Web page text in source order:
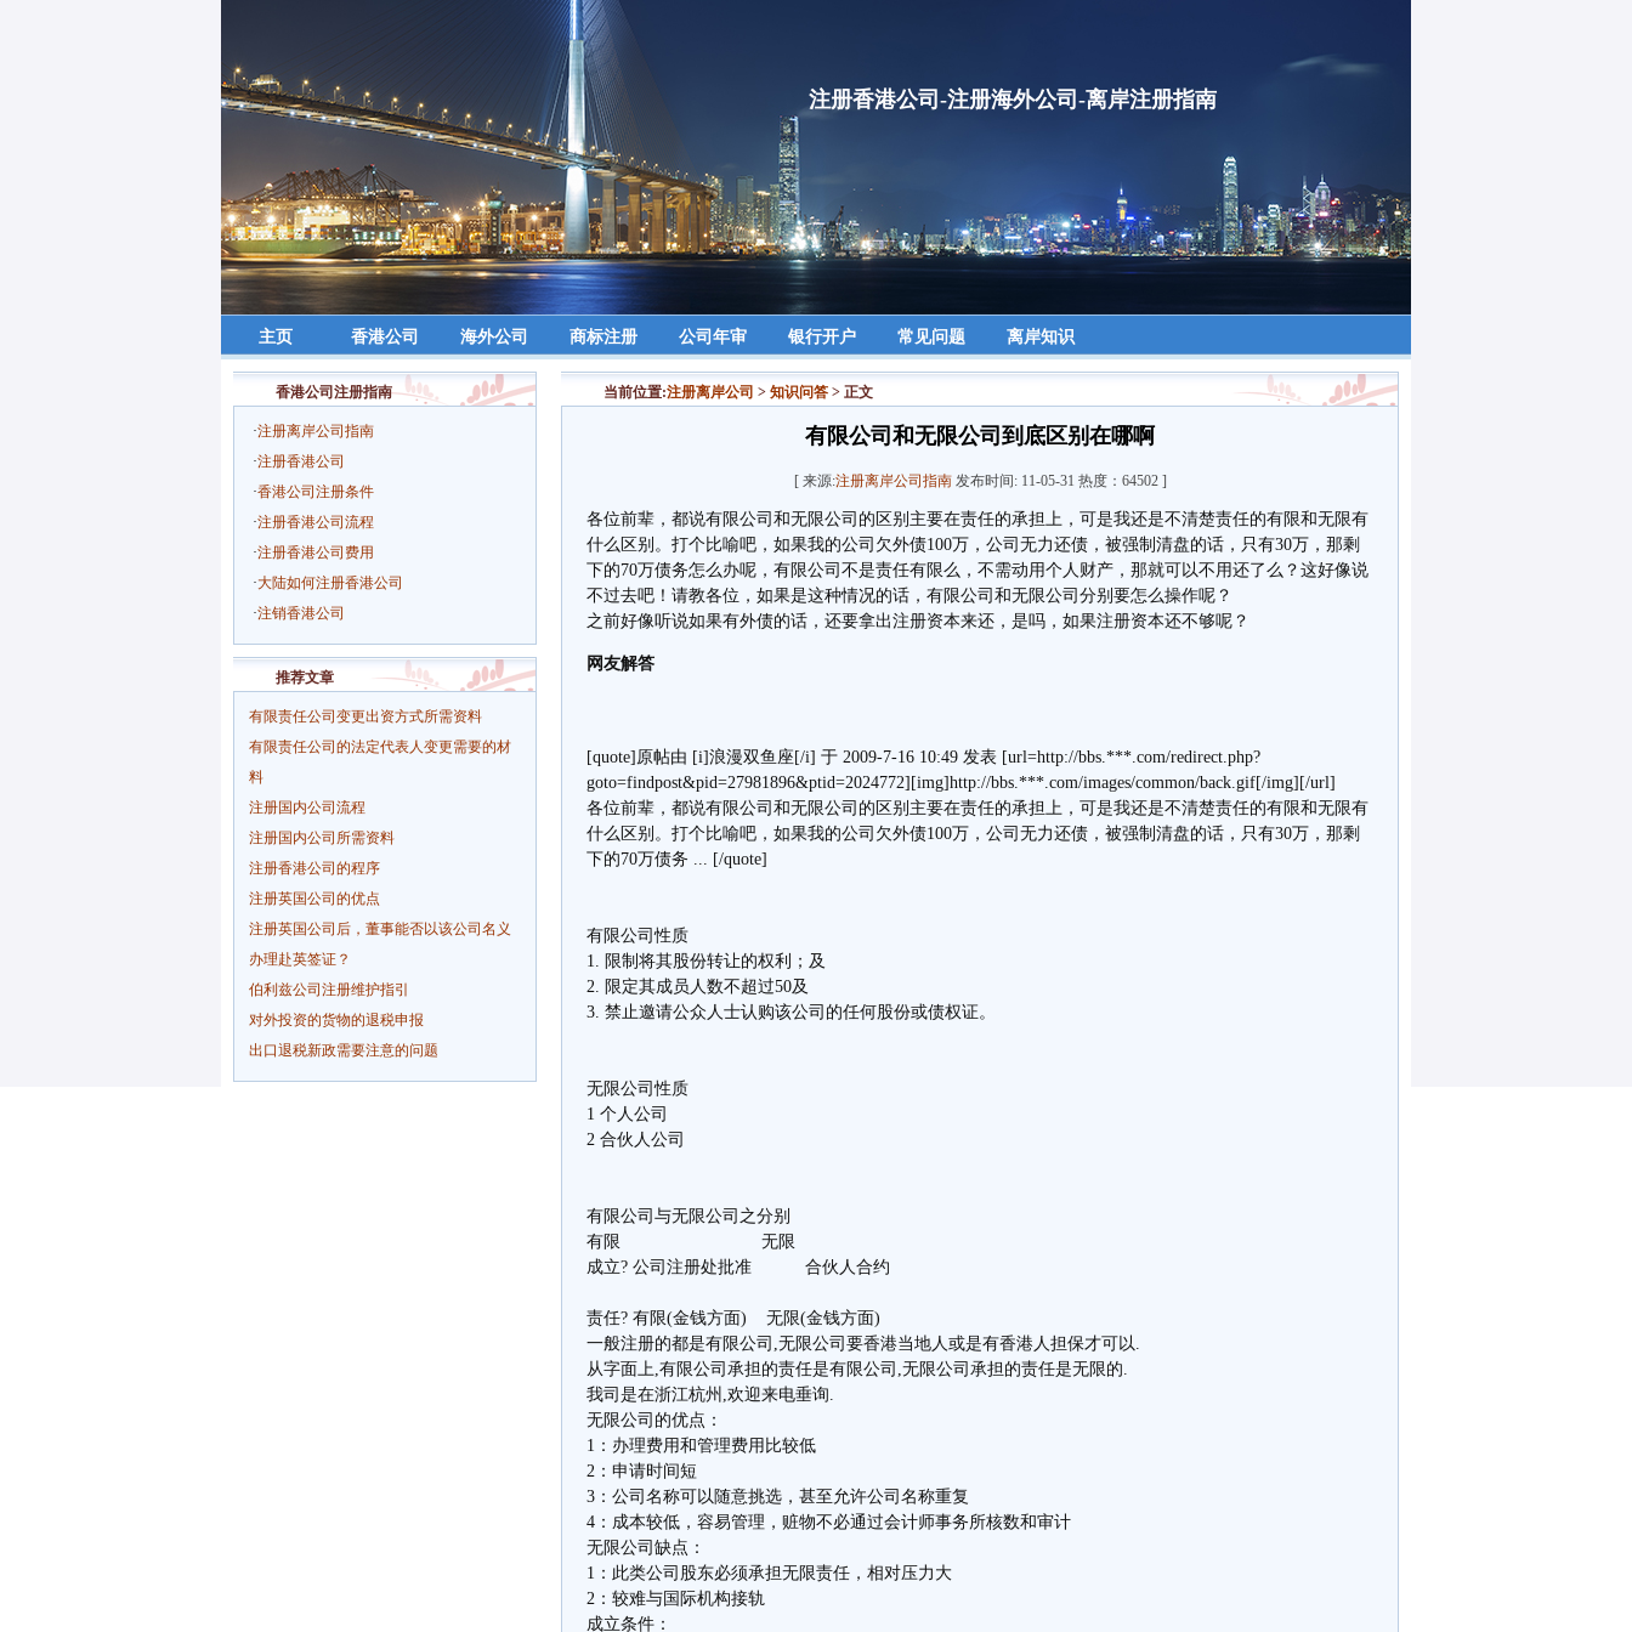
注册香港公司-注册海外公司-离岸注册指南
主页 香港公司 海外公司 商标注册 公司年审 银行开户 常见问题 离岸知识
香港公司注册指南
·注册离岸公司指南
·注册香港公司
·香港公司注册条件
·注册香港公司流程
·注册香港公司费用
·大陆如何注册香港公司
·注销香港公司
推荐文章
有限责任公司变更出资方式所需资料
有限责任公司的法定代表人变更需要的材
料
注册国内公司流程
注册国内公司所需资料
注册香港公司的程序
注册英国公司的优点
注册英国公司后，董事能否以该公司名义
办理赴英签证？
伯利兹公司注册维护指引
对外投资的货物的退税申报
出口退税新政需要注意的问题
当前位置:注册离岸公司 > 知识问答 > 正文
有限公司和无限公司到底区别在哪啊
[ 来源:注册离岸公司指南发布时间: 11-05-31 热度： 64502 ]
各位前辈，都说有限公司和无限公司的区别主要在责任的承担上，可是我还是不清楚责任的有限和无限有
什么区别。打个比喻吧，如果我的公司欠外债100万，公司无力还债，被强制清盘的话，只有30万，那剩
下的70万债务怎么办呢，有限公司不是责任有限么，不需动用个人财产，那就可以不用还了么？这好像说
不过去吧！请教各位，如果是这种情况的话，有限公司和无限公司分别要怎么操作呢？
之前好像听说如果有外债的话，还要拿出注册资本来还，是吗，如果注册资本还不够呢？
网友解答
[quote]原帖由 [i]浪漫双鱼座[/i] 于 2009-7-16 10:49 发表 [url=http://bbs.***.com/redirect.php?
goto=findpost&pid=27981896&ptid=2024772][img]http://bbs.***.com/images/common/back.gif[/img][/url]
各位前辈，都说有限公司和无限公司的区别主要在责任的承担上，可是我还是不清楚责任的有限和无限有
什么区别。打个比喻吧，如果我的公司欠外债100万，公司无力还债，被强制清盘的话，只有30万，那剩
下的70万债务 ... [/quote]
有限公司性质
1. 限制将其股份转让的权利；及
2. 限定其成员人数不超过50及
3. 禁止邀请公众人士认购该公司的任何股份或债权证。
无限公司性质
1 个人公司
2 合伙人公司
有限公司与无限公司之分别
有限 无限
成立? 公司注册处批准 合伙人合约
责任? 有限(金钱方面) 无限(金钱方面)
一般注册的都是有限公司,无限公司要香港当地人或是有香港人担保才可以.
从字面上,有限公司承担的责任是有限公司,无限公司承担的责任是无限的.
我司是在浙江杭州,欢迎来电垂询.
无限公司的优点：
1：办理费用和管理费用比较低
2：申请时间短
3：公司名称可以随意挑选，甚至允许公司名称重复
4：成本较低，容易管理，赃物不必通过会计师事务所核数和审计
无限公司缺点：
1：此类公司股东必须承担无限责任，相对压力大
2：较难与国际机构接轨
成立条件：